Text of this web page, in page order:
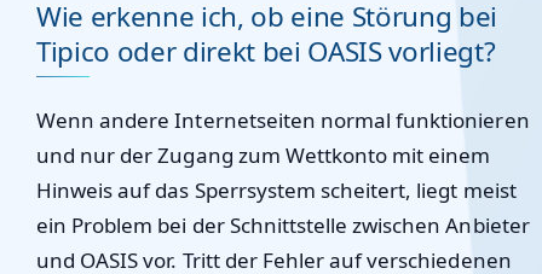
Wie erkenne ich, ob eine Störung bei
Tipico oder direkt bei OASIS vorliegt?
Wenn andere Internetseiten normal funktionieren
und nur der Zugang zum Wettkonto mit einem
Hinweis auf das Sperrsystem scheitert, liegt meist
ein Problem bei der Schnittstelle zwischen Anbieter
und OASIS vor. Tritt der Fehler auf verschiedenen